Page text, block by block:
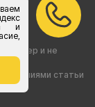
и
и не
статьи